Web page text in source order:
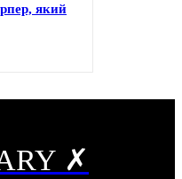
який
✗